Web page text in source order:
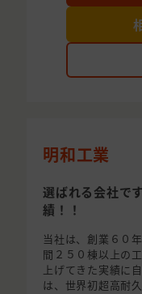
明和工業
選ばれる会社で
績！！
当社は、創業６０
間２５０棟以上の
上げてきた実績に
は、世界初超高耐